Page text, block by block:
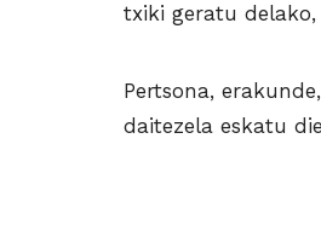
txiki geratu delako,
Pertsona,
daitezela eskatu